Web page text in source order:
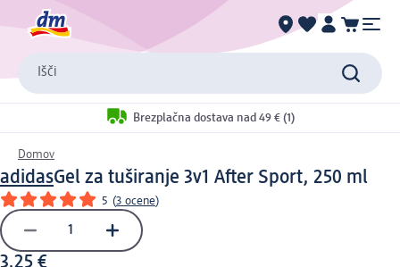
Išči
Brezplačna dostava nad 49 € (1)
Domov
adidasGel za tuširanje 3v1 After Sport, 250 ml
5 (3 ocene)
3,25 €